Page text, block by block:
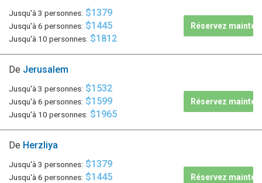
Jusqu'à 3 personnes: $1379
Jusqu'à 6 personnes: $1445
Jusqu'à 10 personnes: $1812
Réservez
De Jerusalem
Jusqu'à 3 personnes: $1532
Jusqu'à 6 personnes: $1599
Jusqu'à 10 personnes: $1965
Réservez
De Herzliya
Jusqu'à 3 personnes: $1379
Jusqu'à 6 personnes: $1445 Réservez